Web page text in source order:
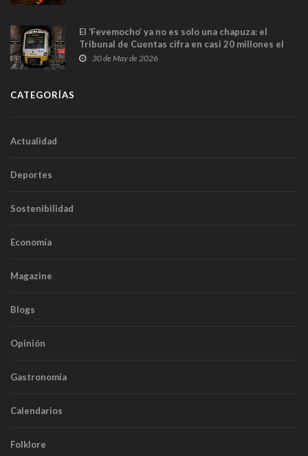
El ‘Fevemocho’ ya no es solo una chapuza: el
Tribunal de Cuentas cifra en casi 20 millones el
sobrecoste de los trenes que no cabían por los
30 de May de 2026
CATEGORÍAS
Actualidad
Deportes
Sostenibilidad
Economía
Magazine
Blogs
Opinión
Gastronomía
Calendarios
Folklore